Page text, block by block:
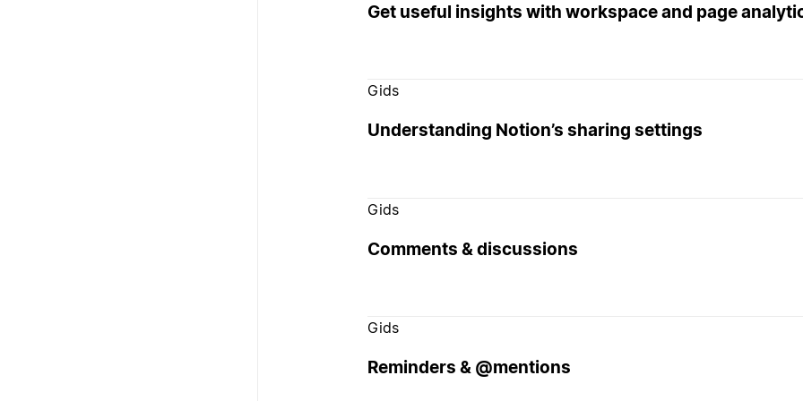
Get useful insights with workspace and page
Gids
Understanding Notion’s sharing settings
Gids
Comments & discussions
Gids
Reminders & @mentions